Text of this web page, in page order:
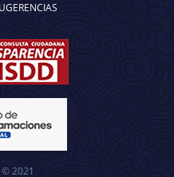
© 2021